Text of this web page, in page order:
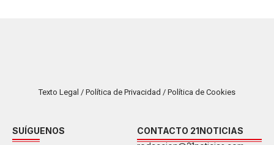
Texto Legal / Política de Privacidad / Política de Cookies
SUÍGUENOS
CONTACTO 21NOTICIAS